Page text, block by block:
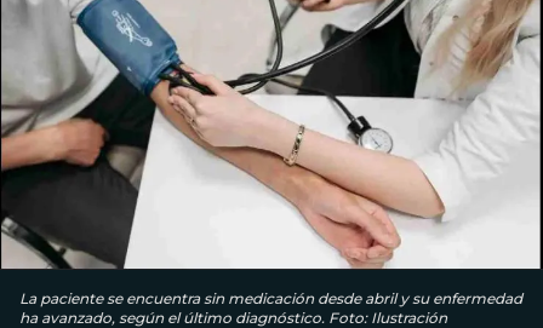
La paciente se encuentra sin medicación desde abril y su enfermedad
ha avanzado, según el último diagnóstico. Foto: Ilustración